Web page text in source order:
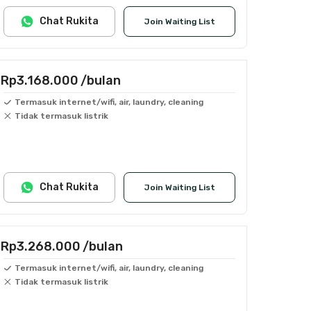
Join Waiting List
Chat Rukita
Rp3.168.000 /bulan
Termasuk internet/wifi, air, laundry, cleaning
Tidak termasuk listrik
Join Waiting List
Chat Rukita
Rp3.268.000 /bulan
Termasuk internet/wifi, air, laundry, cleaning
Tidak termasuk listrik